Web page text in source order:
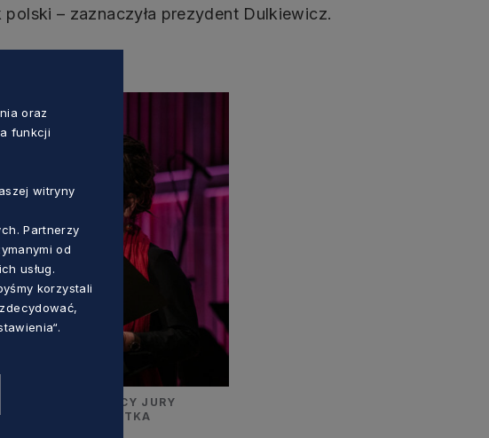
– zaznaczyła prezydent Dulkiewicz.
PRZEWODNICZĄCY JURY
LAUREATKA
STAŃCZAK
oraz
funkcji
witryny
Partnerzy
od
usług.
korzystali